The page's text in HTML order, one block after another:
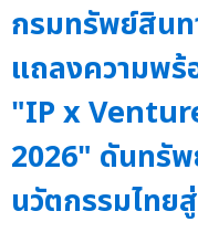
กรมทรัพย์สิน
แถลงความพ
"IP x
2026" ดันทรั
นวัตกรรมไทย